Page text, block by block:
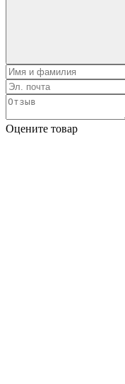
Оцените товар